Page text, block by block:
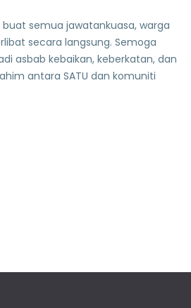
semua jawatankuasa, warga
secara langsung. Semoga
asbab kebaikan, keberkatan, dan
antara SATU dan komuniti